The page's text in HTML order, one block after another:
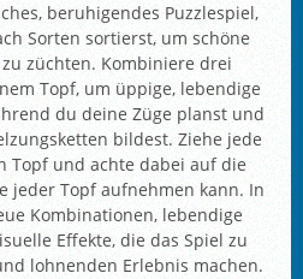
beruhigendes Puzzlespiel,
Sorten sortierst, um schöne
züchten. Kombiniere drei
Topf, um üppige, lebendige
du deine Züge planst und
bildest. Ziehe jede
Topf und achte dabei auf die
jeder Topf aufnehmen kann. In
Kombinationen, lebendige
Effekte, die das Spiel zu
lohnenden Erlebnis machen.